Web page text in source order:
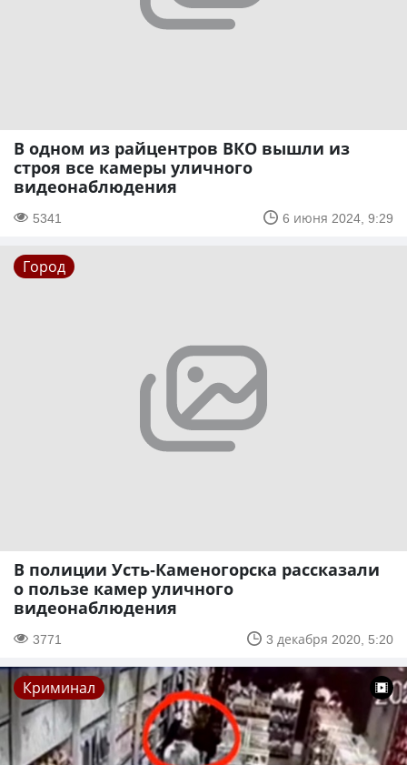
В одном из райцентров ВКО вышли из
строя все камеры уличного
видеонаблюдения
5341 6 июня 2024, 9:29
Город
В полиции Усть-Каменогорска рассказали
о пользе камер уличного
видеонаблюдения
3771 3 декабря 2020, 5:20
Криминал